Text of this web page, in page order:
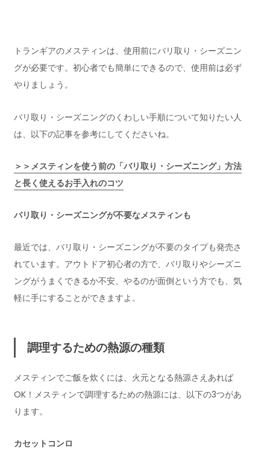
トランギアのメスティンは、使用前にバリ取り・シーズニン
グが必要です。初心者でも簡単にできるので、使用前は必ず
やりましょう。
バリ取り・シーズニングのくわしい手順について知りたい人
は、以下の記事を参考にしてくださいね。
＞＞メスティンを使う前の「バリ取り・シーズニング」方法
と長く使えるお手入れのコツ
バリ取り・シーズニングが不要なメスティンも
最近では、バリ取り・シーズニングが不要のタイプも発売さ
れています。アウトドア初心者の方で、バリ取りやシーズニ
ングがうまくできるか不安、やるのが面倒という方でも、気
軽に手にすることができますよ。
調理するための熱源の種類
メスティンでご飯を炊くには、火元となる熱源さえあれば
OK！メスティンで調理するための熱源には、以下の3つがあ
ります。
カセットコンロ